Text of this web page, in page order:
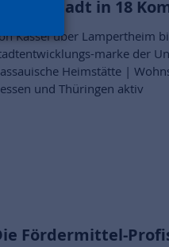
ProjektStadt in 18
Kassel über Lampertheim
marke der
Heimstätte |
und Thüringen aktiv
Fördermittel-